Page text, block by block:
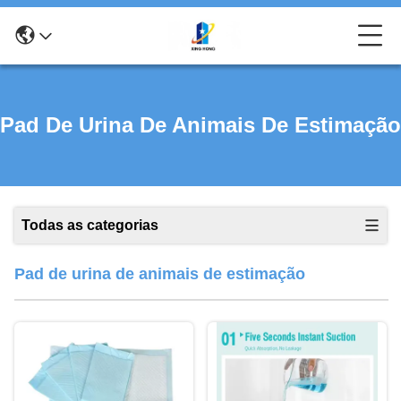
Pad De Urina De Animais De Estimação
Todas as categorias
Pad de urina de animais de estimação